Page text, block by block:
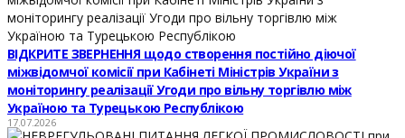
ВІДКРИТЕ ЗВЕРНЕННЯ щодо створення постійно діючої
міжвідомчої комісії при Кабінеті Міністрів України з
моніторингу реалізації Угоди про вільну торгівлю між
Україною та Турецькою Республікою
17.07.2026